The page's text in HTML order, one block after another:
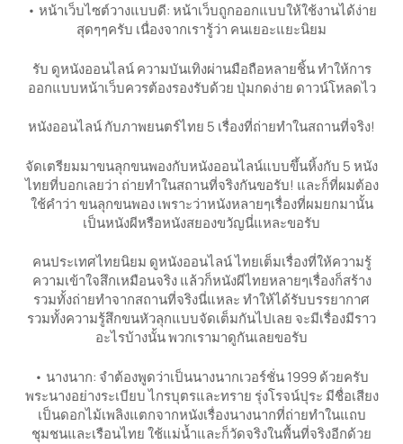
• หน้าเว็บไซต์วางแบบดี: หน้าเว็บถูกออกแบบให้ใช้งานได้ง่าย
สุดๆๆครับ เนื่องจากเรารู้ว่า คนเยอะแยะนิยม
รับ ดูหนังออนไลน์ ความบันเทิงผ่านมือถือหลายชิ้น ทำให้การ
ออกแบบหน้าเว็บควรต้องรองรับด้วย ปุ่มกดง่าย ดาวน์โหลดไว
หนังออนไลน์ กับภาพยนตร์ไทย 5 เรื่องที่ถ่ายทำในสถานที่จริง!
จัดเตรียมมาขนลุกขนพองกับหนังออนไลน์แบบขึ้นหิ้งกับ 5 หนัง
ไทยที่บอกเลยว่า ถ่ายทำในสถานที่จริงกันขอรับ! และก็ที่ผมต้อง
ใช้คำว่า ขนลุกขนพอง เพราะว่าหนังหลายๆเรื่องที่ผมยกมานั้น
เป็นหนังผีหรือหนังสยองขวัญนี่แหละขอรับ
คนประเทศไทยนิยม ดูหนังออนไลน์ ไทยเต็มเรื่องที่ให้ความรู้
ความเข้าใจสึกเหมือนจริง แล้วก็หนังผีไทยหลายๆเรื่องก็สร้าง
รวมทั้งถ่ายทำจากสถานที่จริงนี่แหละ ทำให้ได้รับบรรยากาศ
รวมทั้งความรู้สึกขนหัวลุกแบบจัดเต็มกันไปเลย จะมีเรื่องมีราว
อะไรบ้างนั้น พวกเรามาดูกันเลยขอรับ
• นางนาก: จำต้องพูดว่าเป็นนางนากเวอร์ชั่น 1999 ด้วยครับ
พระนางอย่างระเบียบ ไกรบุตรและทราย รุ่งโรจน์ปุระ มีชื่อเสียง
เป็นดอกไม้เพลิงแตกจากหนังเรื่องนางนากที่ถ่ายทำในแถบ
ชุมชนและเรือนไทย ใช้แม่น้ำและก็วัดจริงในพื้นที่จริงอีกด้วย